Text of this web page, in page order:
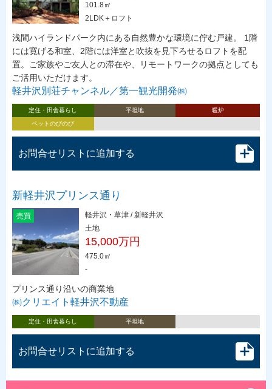
101.8㎡
2LDK＋ロフト
浅間ハイランドパーク内にある自然豊かな環境に佇む戸建。 1階
には寛げる和室、2階には洋室と吹抜を見下ろせるロフトを配
置。ご家族やご友人との滞在や、リモートワークの拠点としても
ご活用いただけます。
軽井沢別荘チャンネル／第一観光開発㈱
定住・田舎暮らし 平坦地
暖炉
ペットのびのび
お問合せリストに追加する
新軽井沢プリンス通り
売買
軽井沢・草津 / 新軽井沢
土地
15,000万円
475.0㎡
-
プリンス通り沿いの商業地
㈱クリエイト軽井沢不動産
定住・田舎暮らし 平坦地
お問合せリストに追加する